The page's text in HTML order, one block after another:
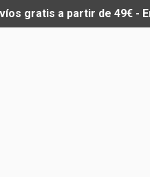
gratis a partir de 49€ -